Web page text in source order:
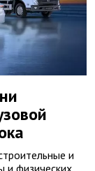
и